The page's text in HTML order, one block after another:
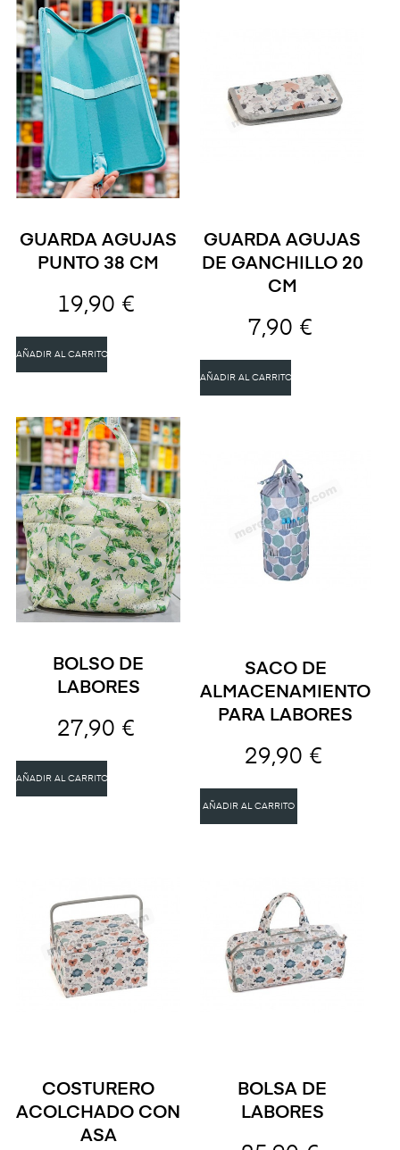
GUARDA AGUJAS
PUNTO 38 CM
19,90 €
AÑADIR AL CARRITO
GUARDA AGUJAS
DE GANCHILLO 20
CM
7,90 €
AÑADIR AL CARRITO
BOLSO DE
LABORES
27,90 €
AÑADIR AL CARRITO
SACO DE
ALMACENAMIENTO
PARA LABORES
29,90 €
AÑADIR AL CARRITO
COSTURERO
ACOLCHADO CON
ASA
BOLSA DE
LABORES